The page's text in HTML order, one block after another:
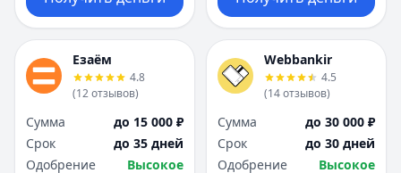
Езаём
4.8
(12отзывов)
Сумма
до 15 000 ₽
Срок
до 35 дней
Одобрение
Высокое
Webbankir
4.5
(14отзывов)
Сумма
до 30 000 ₽
Срок
до 30 дней
Одобрение
Высокое